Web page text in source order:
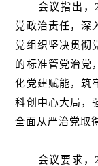
会议指出，
党政治责任，深
党组织坚决贯彻
的标准管党治党
化党建赋能，筑
科创中心大局，
全面从严治党取
会议要求，